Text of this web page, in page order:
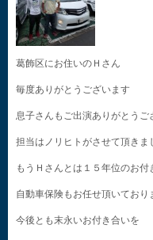
葛飾区にお住いのＨさん
毎度ありがとうございます
息子さんもご出演ありがとうご
担当はノリヒトがさせて頂きま
もうＨさんとは１５年位のお
自動車保険もお任せ頂いており
今後とも末永いお付き合いを